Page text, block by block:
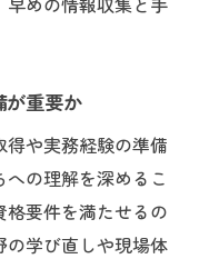
が重要か
や実務経験の準備
の理解を深めるこ
格要件を満たせるの
学び直しや現場体